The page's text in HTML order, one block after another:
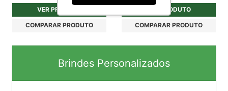
VER PRODUTO
COMPARAR PRODUTO
VER PRODUTO
COMPARAR PRODUTO
Brindes Personalizados